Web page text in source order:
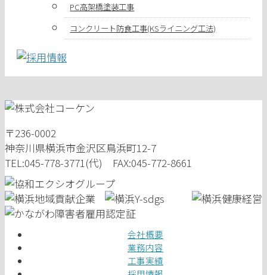
PC高架橋塗装工事
コンクリート防食工事(KSライニング工法)
〒236-0002
神奈川県横浜市金沢区鳥浜町12-7
TEL:045-778-3771(代) FAX:045-772-8661
会社概要
業務内容
工事実績